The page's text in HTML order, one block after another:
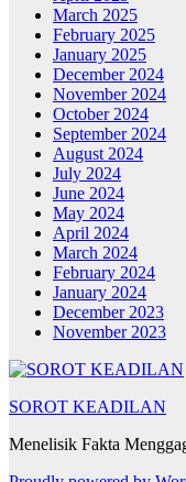
March 2025
February 2025
January 2025
December 2024
November 2024
October 2024
September 2024
August 2024
July 2024
June 2024
May 2024
April 2024
March 2024
February 2024
January 2024
December 2023
November 2023
SOROT KEADILAN
Menelisik Fakta